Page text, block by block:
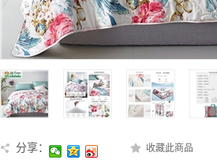
分享： 收藏此商品